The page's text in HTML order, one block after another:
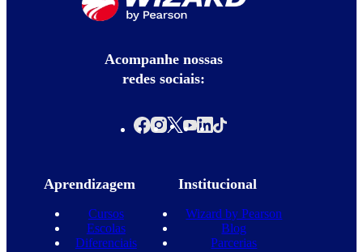
Acompanhe nossas
redes sociais:
Aprendizagem
Cursos
Escolas
Diferenciais
Institucional
Wizard by Pearson
Blog
Parcerias